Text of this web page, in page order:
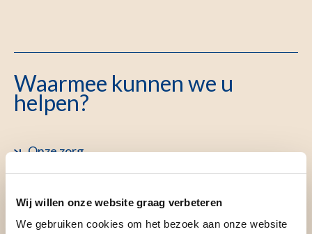
Wij willen onze website graag verbeteren
We gebruiken cookies om het bezoek aan onze website
Waarmee kunnen we u
helpen?
Onze zorg